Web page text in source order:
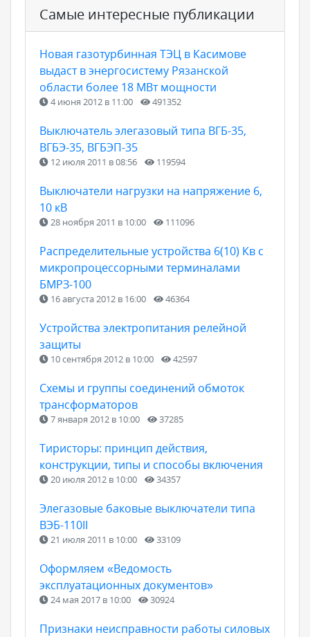
Самые интересные публикации
Новая газотурбинная ТЭЦ в Касимове
выдаст в энергосистему Рязанской
области более 18 МВт мощности
4 июня 2012 в 11:00 491352
Выключатель элегазовый типа ВГБ-35,
ВГБЭ-35, ВГБЭП-35
12 июля 2011 в 08:56 119594
Выключатели нагрузки на напряжение 6,
10 кВ
28 ноября 2011 в 10:00 111096
Распределительные устройства 6(10) Кв с
микропроцессорными терминалами
БМРЗ-100
16 августа 2012 в 16:00 46364
Устройства электропитания релейной
защиты
10 сентября 2012 в 10:00 42597
Схемы и группы соединений обмоток
трансформаторов
7 января 2012 в 10:00 37285
Тиристоры: принцип действия,
конструкции, типы и способы включения
20 июля 2012 в 10:00 34357
Элегазовые баковые выключатели типа
ВЭБ-110II
21 июля 2011 в 10:00 33109
Оформляем «Ведомость
эксплуатационных документов»
24 мая 2017 в 10:00 30924
Признаки неисправности работы силовых